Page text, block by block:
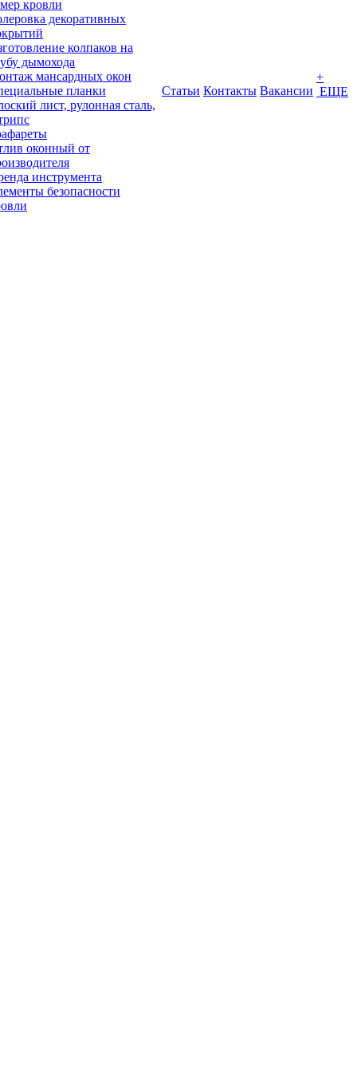
кровли
декоративных
колпаков на
дымохода
мансардных окон
планки
лист, рулонная сталь,
оконный от
инструмента
безопасности
Статьи Контакты Вакансии
+
ЕЩЕ